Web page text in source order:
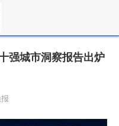
强城市洞察报告出炉